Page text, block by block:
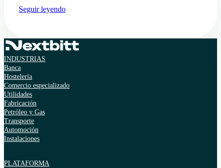
Seguir leyendo
INDUSTRIAS
Banca
Hostelería
Comercio especializado
Utilidades
Fabricación
Petróleo y Gas
Transporte
Automoción
Instalaciones
PLATAFORMA